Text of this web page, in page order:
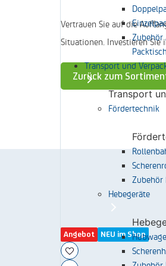
Transport und
Transport
Fördertechnik
Zubehör
Hebegeräte
Vertrauen Sie auf die
Situationen. Investieren
Zurück zum
Angebot NEU im Shop